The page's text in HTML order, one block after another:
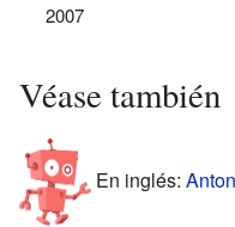
2007
Véase también
En inglés: